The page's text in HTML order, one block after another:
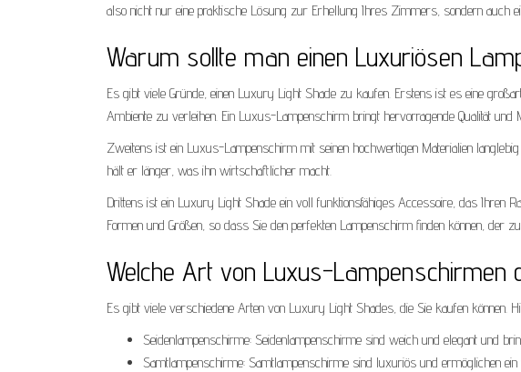
also nicht nur eine praktische Lösung zur Erhellung Ihres Zimmers, sondern auch
Warum sollte man einen Luxuriösen
Es gibt viele Gründe, einen Luxury Light Shade zu kaufen. Erstens ist es eine
Ambiente zu verleihen. Ein Luxus-Lampenschirm bringt hervorragende Qualität
Zweitens ist ein Luxus-Lampenschirm mit seinen hochwertigen Materialien
hält er länger, was ihn wirtschaftlicher macht.
Drittens ist ein Luxury Light Shade ein voll funktionsfähiges Accessoire, das Ihren
Formen und Größen, so dass Sie den perfekten Lampenschirm finden können, der
Welche Art von Luxus-Lampenschirmen
Es gibt viele verschiedene Arten von Luxury Light Shades, die Sie kaufen können.
Seidenlampenschirme: Seidenlampenschirme sind weich und elegant und
Samtlampenschirme: Samtlampenschirme sind luxuriös und ermöglichen